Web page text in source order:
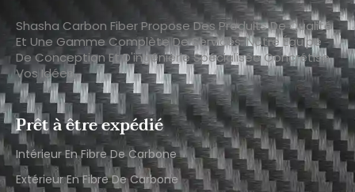
Shasha Carbon Fiber Propose Des Produits De Qualité
Et Une Gamme Complète De Services. Notre Équipe
De Conception Et D'ingénierie Spécialisée Concrétise
Vos Idées.
Prêt à être expédié
Intérieur En Fibre De Carbone
Extérieur En Fibre De Carbone